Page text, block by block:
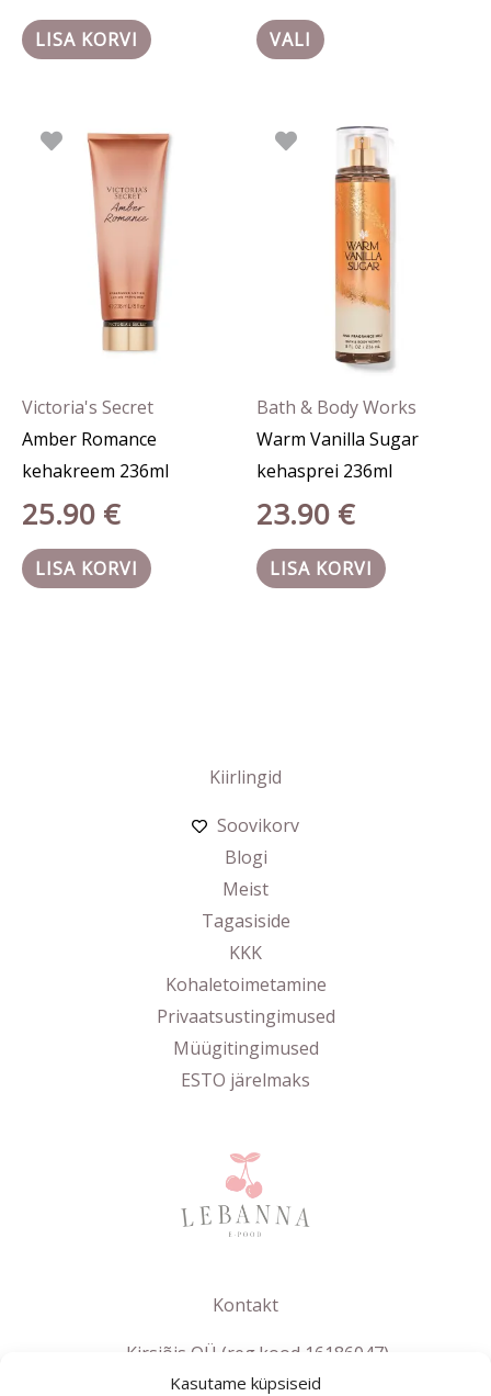
Kasutame küpsiseid
LISA KORVI VALI
Victoria's Secret
Amber Romance
kehakreem 236ml
25.90 €
LISA KORVI
Bath & Body Works
Warm Vanilla Sugar
kehasprei 236ml
23.90 €
LISA KORVI
Kontakt
Kirsiõis OÜ (reg.kood 16186047)
info@lebanna.ee
Kiirlingid
Soovikorv
Blogi
Meist
Tagasiside
KKK
Kohaletoimetamine
Privaatsustingimused
Müügitingimused
ESTO järelmaks